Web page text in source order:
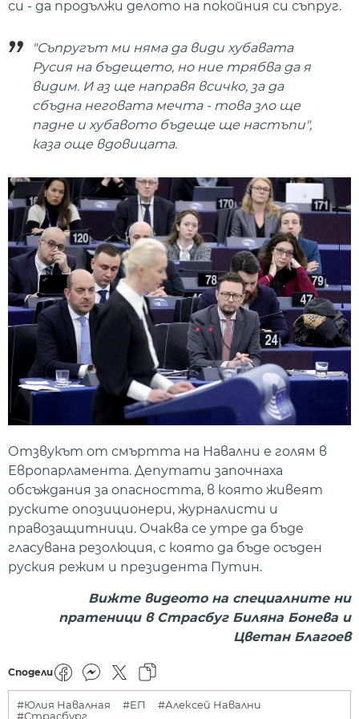
си - да продължи делото на покойния си съпруг.
"Съпругът ми няма да види хубавата
Русия на бъдещето, но ние трябва да я
видим. И аз ще направя всичко, за да
сбъдна неговата мечта - това зло ще
падне и хубавото бъдеще ще настъпи",
каза още вдовицата.
Отзвукът от смъртта на Навални е голям в
Европарламента. Депутати започнаха
обсъждания за опасността, в която живеят
руските опозиционери, журналисти и
правозащитници. Очаква се утре да бъде
гласувана резолюция, с която да бъде осъден
руския режим и президента Путин.
Вижте видеото на специалните ни
пратеници в Страсбуг Биляна Бонева и
Цветан Благоев
Сподели
#Юлия Навалная #ЕП
#Алексей Навални
#Страсбург